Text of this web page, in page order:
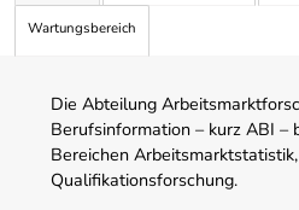
Wartungsbereich
Die Abteilung
Berufsinformation – kurz ABI –
Bereichen
Qualifikationsforschung.